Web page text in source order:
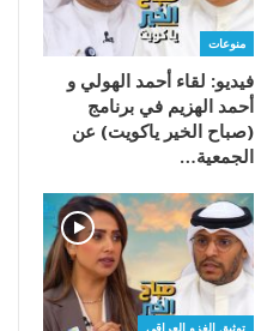
منوعات
فيديو: لقاء أحمد الهولي و
أحمد الهزيم في برنامج
(صباح الخير ياكويت) عن
الجمعية…
توثيق الغزو العراقي